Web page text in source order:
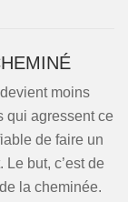
moins
qui agressent ce
de faire un
but, c’est de
la cheminée.